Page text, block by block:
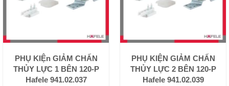
PHỤ KIỆn GIẢM CHẤN
THỦY LỰC 1 BÊN 120-P
Hafele 941.02.037
PHỤ KIỆN GIẢM CHẤN
THỦY LỰC 2 BÊN 120-P
Hafele 941.02.039